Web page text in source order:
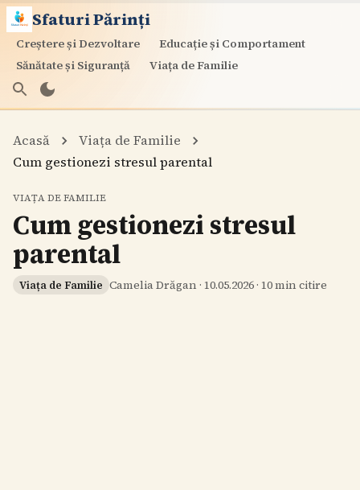
Sfaturi Părinți
Creștere și Dezvoltare
Educație și Comportament
Sănătate și Siguranță
Viața de Familie
Acasă
Viața de Familie
Cum gestionezi stresul parental
VIAȚA DE FAMILIE
Cum gestionezi stresul
parental
Viața de Familie Camelia Drăgan · 10.05.2026 · 10min citire